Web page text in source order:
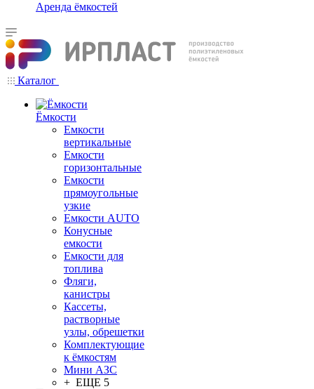
Аренда ёмкостей
Каталог
Ёмкости
Емкости
вертикальные
Емкости
горизонтальные
Емкости
прямоугольные
узкие
Емкости АUТО
Конусные
емкости
Емкости для
топлива
Фляги,
канистры
Кассеты,
растворные
узлы, обрешетки
Комплектующие
к ёмкостям
Мини АЗС
+ ЕЩЕ 5